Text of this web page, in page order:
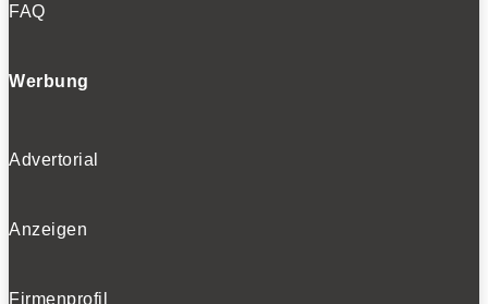
FAQ
Werbung
Advertorial
Anzeigen
Firmenprofil